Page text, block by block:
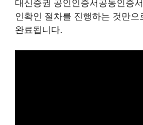
대신증권 공인인증서공동인증
인확인 절차를 진행하는 것만으
완료됩니다.